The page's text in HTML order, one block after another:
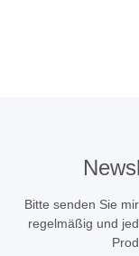
Bitte senden Sie
regelmäßig und